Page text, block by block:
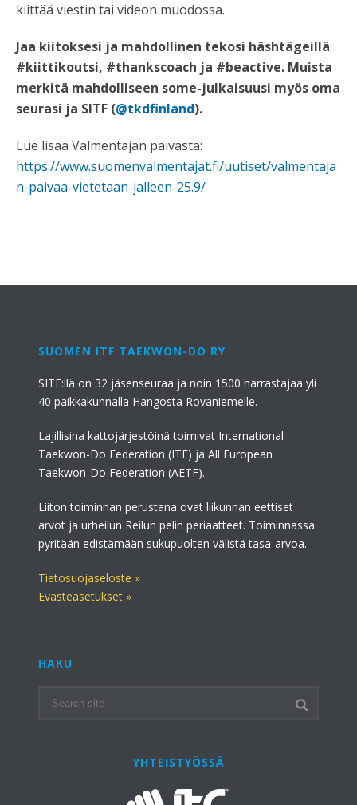
kiittää viestin tai videon muodossa.
Jaa kiitoksesi ja mahdollinen tekosi häshtägeillä
#kiittikoutsi, #thankscoach ja #beactive. Muista
merkitä mahdolliseen some-julkaisuusi myös oma
seurasi ja SITF (@tkdfinland).
Lue lisää Valmentajan päivästä:
https://www.suomenvalmentajat.fi/uutiset/valmentaja
n-paivaa-vietetaan-jalleen-25.9/
SUOMEN ITF TAEKWON-DO RY
SITF:llä on 32 jäsenseuraa ja noin 1500 harrastajaa yli
40 paikkakunnalla Hangosta Rovaniemelle.
Lajillisina kattojärjestöinä toimivat International
Taekwon-Do Federation (ITF) ja All European
Taekwon-Do Federation (AETF).
Liiton toiminnan perustana ovat liikunnan eettiset
arvot ja urheilun Reilun pelin periaatteet. Toiminnassa
pyritään edistämään sukupuolten välistä tasa-arvoa.
Tietosuojaseloste »
Evästeasetukset »
HAKU
YHTEISTYÖSSÄ